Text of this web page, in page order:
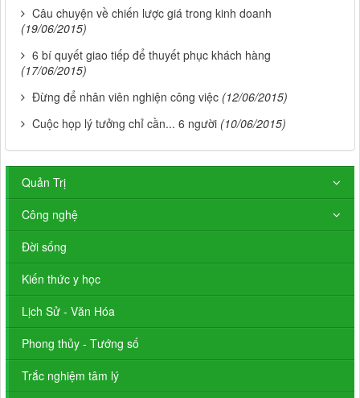
Câu chuyện về chiến lược giá trong kinh doanh
(19/06/2015)
6 bí quyết giao tiếp để thuyết phục khách hàng
(17/06/2015)
Đừng để nhân viên nghiện công việc (12/06/2015)
Cuộc họp lý tưởng chỉ cần... 6 người (10/06/2015)
Quản Trị
Công nghệ
Đời sống
Kiến thức y học
Lịch Sử - Văn Hóa
Phong thủy - Tướng số
Trắc nghiệm tâm lý